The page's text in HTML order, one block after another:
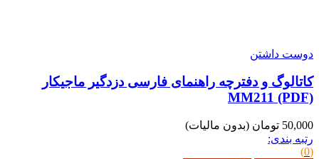
دوست داشتن
کاتالوگ و دفترچه راهنمای فارسی دزدگیر ماجیکار
MM211 (PDF)
50,000 تومان
(بدون مالیات)
رتبه بندی:
(0)